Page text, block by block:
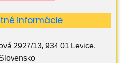
informácie
2927/13, 934 01 Levice,
Slovensko